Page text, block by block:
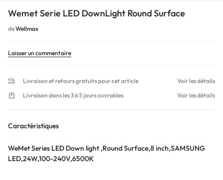
Wemet Serie LED DownLight Round Surface
deWellmax
Laisser un commentaire
Livraison et retours gratuits pour cet article
Voir les détails
Livraison dans les 3 à 5 jours ouvrables
Voir les détails
Caractéristiques
WeMet Series LED Down light ,Round Surface,8 inch,SAMSUNG
LED,24W,100-240V,6500K